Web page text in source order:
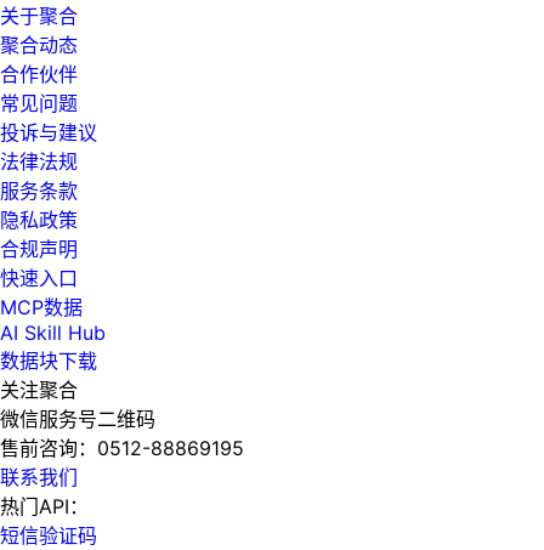
关于聚合
聚合动态
合作伙伴
常见问题
投诉与建议
法律法规
服务条款
隐私政策
合规声明
快速入口
MCP数据
AI Skill Hub
数据块下载
关注聚合
微信服务号二维码
售前咨询： 0512-88869195
联系我们
热门API：
短信验证码